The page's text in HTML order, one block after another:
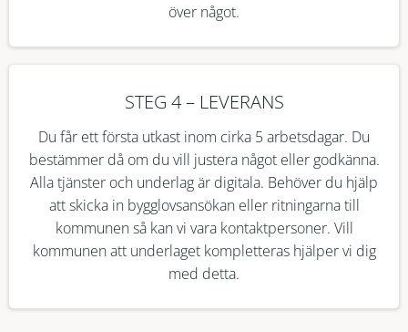
över något.
STEG 4 – LEVERANS
Du får ett första utkast inom cirka 5 arbetsdagar. Du
bestämmer då om du vill justera något eller godkänna.
Alla tjänster och underlag är digitala. Behöver du hjälp
att skicka in bygglovsansökan eller ritningarna till
kommunen så kan vi vara kontaktpersoner. Vill
kommunen att underlaget kompletteras hjälper vi dig
med detta.